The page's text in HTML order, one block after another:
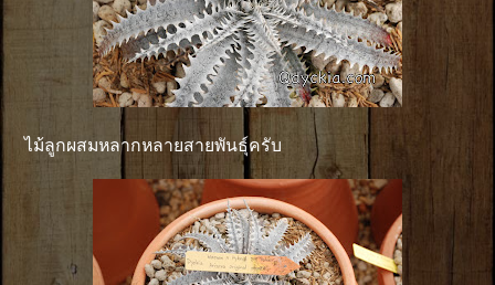
ไม้ลูกผสมหลากหลายสายพันธุ์ครับ